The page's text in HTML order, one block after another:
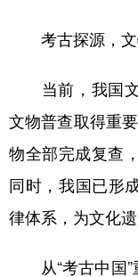
考古探源，文
当前，我国文
文物普查取得重
物全部完成复查
同时，我国已形
律体系，为文化
从“考古中国”